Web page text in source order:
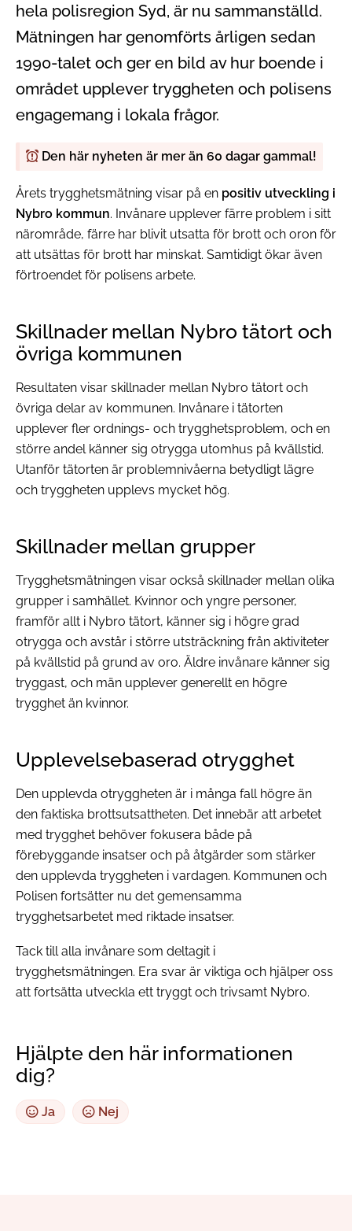
hela polisregion Syd, är nu sammanställd.
Mätningen har genomförts årligen sedan
1990-talet och ger en bild av hur boende i
området upplever tryggheten och polisens
engagemang i lokala frågor.
Den här nyheten är mer än 60 dagar gammal!
Årets trygghetsmätning visar på en positiv utveckling i
Nybro kommun. Invånare upplever färre problem i sitt
närområde, färre har blivit utsatta för brott och oron för
att utsättas för brott har minskat. Samtidigt ökar även
förtroendet för polisens arbete.
Skillnader mellan Nybro tätort och
övriga kommunen
Resultaten visar skillnader mellan Nybro tätort och
övriga delar av kommunen. Invånare i tätorten
upplever fler ordnings- och trygghetsproblem, och en
större andel känner sig otrygga utomhus på kvällstid.
Utanför tätorten är problemnivåerna betydligt lägre
och tryggheten upplevs mycket hög.
Skillnader mellan grupper
Trygghetsmätningen visar också skillnader mellan olika
grupper i samhället. Kvinnor och yngre personer,
framför allt i Nybro tätort, känner sig i högre grad
otrygga och avstår i större utsträckning från aktiviteter
på kvällstid på grund av oro. Äldre invånare känner sig
tryggast, och män upplever generellt en högre
trygghet än kvinnor.
Upplevelsebaserad otrygghet
Den upplevda otryggheten är i många fall högre än
den faktiska brottsutsattheten. Det innebär att arbetet
med trygghet behöver fokusera både på
förebyggande insatser och på åtgärder som stärker
den upplevda tryggheten i vardagen. Kommunen och
Polisen fortsätter nu det gemensamma
trygghetsarbetet med riktade insatser.
Tack till alla invånare som deltagit i
trygghetsmätningen. Era svar är viktiga och hjälper oss
att fortsätta utveckla ett tryggt och trivsamt Nybro.
Hjälpte den här informationen
dig?
Ja Nej